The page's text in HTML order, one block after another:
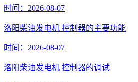
时间：2026-08-07
洛阳柴油发电机 控制器的主要功能
时间：2026-08-07
洛阳柴油发电机 控制器的调试